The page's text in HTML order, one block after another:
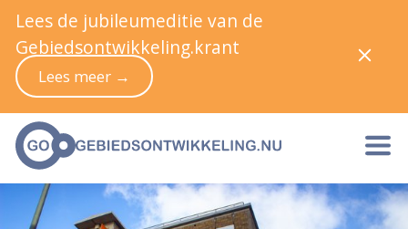
Lees de jubileumeditie van de
Gebiedsontwikkeling.krant
Lees meer →